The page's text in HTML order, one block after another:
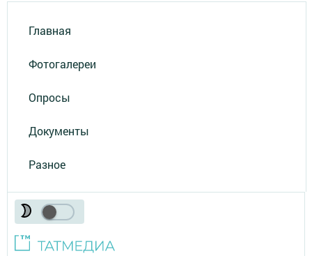
Главная
Фотогалереи
Опросы
Документы
Разное